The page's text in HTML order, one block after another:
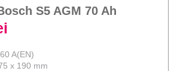
S5 AGM 70 Ah
A(EN)
x 190 mm